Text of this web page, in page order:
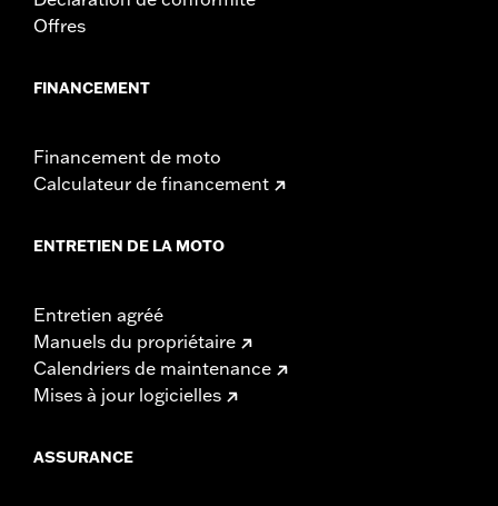
Offres
FINANCEMENT
Financement de moto
Calculateur de financement
ENTRETIEN DE LA MOTO
Entretien agréé
Manuels du propriétaire
Calendriers de maintenance
Mises à jour logicielles
ASSURANCE